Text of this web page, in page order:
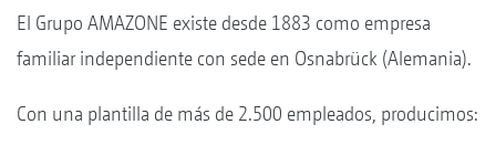
El Grupo AMAZONE existe desde 1883 como empresa
familiar independiente con sede en Osnabrück (Alemania).
Con una plantilla de más de 2.500 empleados, producimos: